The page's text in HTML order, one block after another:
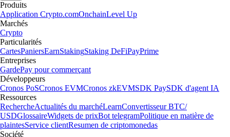
Produits
Application Crypto.comOnchainLevel Up
Marchés
Crypto
Particularités
CartesPaniersEarnStakingStaking DeFiPayPrime
Entreprises
GardePay pour commerçant
Développeurs
Cronos PoSCronos EVMCronos zkEVMSDK PaySDK d'agent IA
Ressources
RechercheActualités du marchéLearnConvertisseur BTC/
USDGlossaireWidgets de prixBot telegramPolitique en matière de
plaintesService clientResumen de criptomonedas
Société